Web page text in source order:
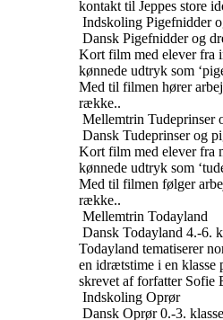
kontakt til Jeppes store
Indskoling Pigefnidder
Dansk Pigefnidder og
Kort film med elever fra
kønnede udtryk som
Med til filmen hører
række..
Mellemtrin Tudeprinser
Dansk Tudeprinser og
Kort film med elever fra
kønnede udtryk som
Med til filmen følger
række..
Mellemtrin Todayland
Dansk Todayland 4.-6.
Todayland tematiserer
en idrætstime i en klasse
skrevet af forfatter Sofie
Indskoling Oprør
Dansk Oprør 0.-3. klasse